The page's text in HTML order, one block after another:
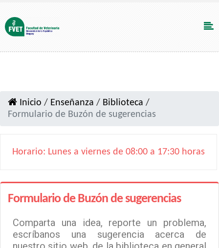
Inicio / Enseñanza / Biblioteca /
Formulario de Buzón de sugerencias
Horario: Lunes a viernes de 08:00 a 17:30 horas
Formulario de Buzón de sugerencias
Comparta una idea, reporte un problema,
escríbanos una sugerencia acerca de